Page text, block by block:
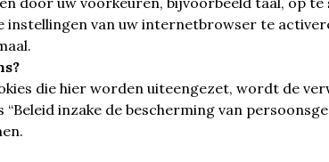
instellingen van uw internetbrowser te
die hier worden uiteengezet, wordt de
inzake de bescherming van